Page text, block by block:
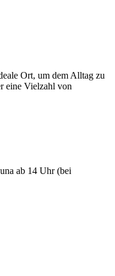
Ort, um dem Alltag zu
eine Vielzahl von
ab 14 Uhr (bei